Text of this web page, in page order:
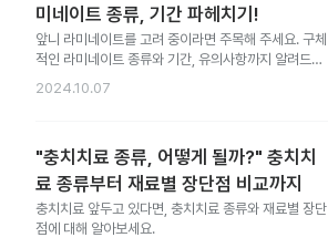
미네이트 종류, 기간 파헤치기!
앞니 라미네이트를 고려 중이라면 주목해 주세요. 구체
적인 라미네이트 종류와 기간, 유의사항까지 알려드릴
게요.
2024.10.07
"충치치료 종류, 어떻게 될까?" 충치치
료 종류부터 재료별 장단점 비교까지
충치치료 앞두고 있다면, 충치치료 종류와 재료별 장단
점에 대해 알아보세요.